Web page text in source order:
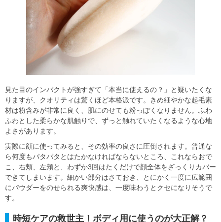
見た目のインパクトが強すぎて「本当に使えるの？」と疑いたくな
りますが、クオリティは驚くほど本格派です。きめ細やかな起毛素
材は粉含みが非常に良く、肌にのせても粉っぽくなりません。ふわ
ふわとした柔らかな肌触りで、ずっと触れていたくなるような心地
よさがあります。
実際に顔に使ってみると、その効率の良さに圧倒されます。普通な
ら何度もパタパタとはたかなければならないところ、これならおで
こ、右頬、左頬と、わずか3回はたくだけで顔全体をざっくりカバー
できてしまいます。細かい部分はさておき、とにかく一度に広範囲
にパウダーをのせられる爽快感は、一度味わうとクセになりそうで
す。
時短ケアの救世主！ボディ用に使うのが大正解？